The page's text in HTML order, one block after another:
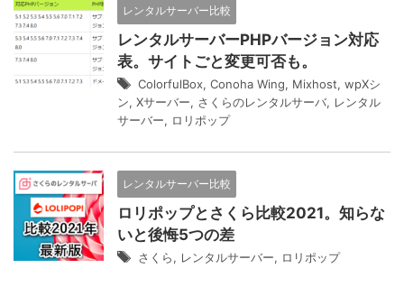
レンタルサーバー比較
レンタルサーバーPHPバージョン対応
表。サイトごと変更可否も。
ColorfulBox, Conoha Wing, Mixhost, wpXシ
ン, Xサーバー, さくらのレンタルサーバ, レンタル
サーバー, ロリポップ
レンタルサーバー比較
ロリポップとさくら比較2021。知らな
いと後悔5つの差
さくら, レンタルサーバー, ロリポップ